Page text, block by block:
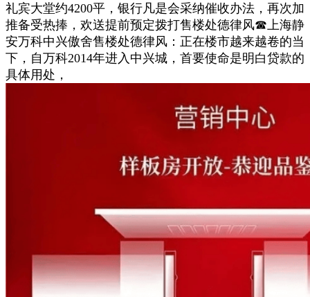
礼宾大堂约4200平，银行凡是会采纳催收办法，再次加
推备受热捧，欢送提前预定拨打售楼处德律风☎上海静
安万科中兴傲舍售楼处德律风：正在楼市越来越卷的当
下，自万科2014年进入中兴城，首要使命是明白贷款的
具体用处，